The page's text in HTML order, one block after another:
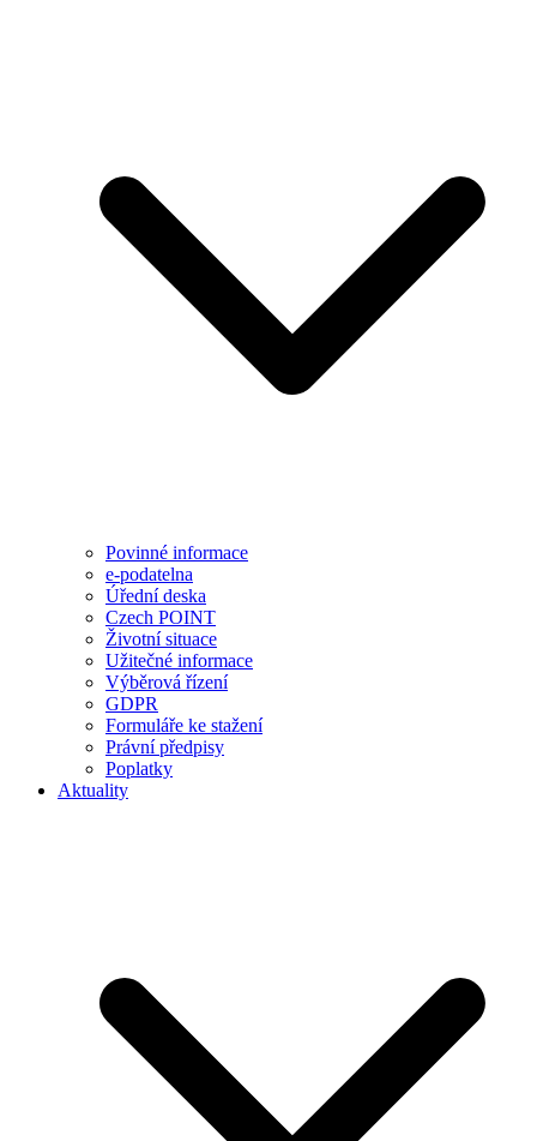
Povinné informace
e-podatelna
Úřední deska
Czech POINT
Životní situace
Užitečné informace
Výběrová řízení
GDPR
Formuláře ke stažení
Právní předpisy
Poplatky
Aktuality